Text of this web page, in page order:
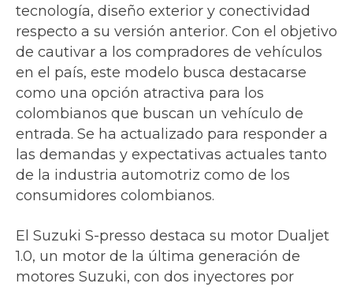
tecnología, diseño exterior y conectividad
respecto a su versión anterior. Con el objetivo
de cautivar a los compradores de vehículos
en el país, este modelo busca destacarse
como una opción atractiva para los
colombianos que buscan un vehículo de
entrada. Se ha actualizado para responder a
las demandas y expectativas actuales tanto
de la industria automotriz como de los
consumidores colombianos.
El Suzuki S-presso destaca su motor Dualjet
1.0, un motor de la última generación de
motores Suzuki, con dos inyectores por